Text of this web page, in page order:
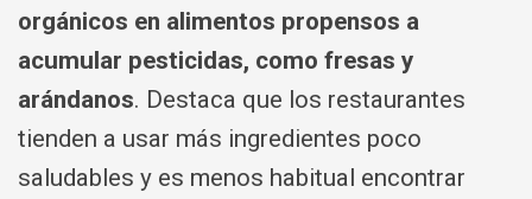
orgánicos en alimentos propensos a
acumular pesticidas, como fresas y
arándanos. Destaca que los restaurantes
tienden a usar más ingredientes poco
saludables y es menos habitual encontrar